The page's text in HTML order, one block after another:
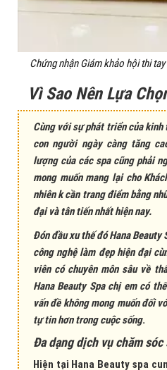
Chứng nhận Giám khảo hội thi
Vì Sao Nên Lựa
Cùng với sự phát triển của kinh
con người ngày càng tăng
lượng của các spa cũng phải
mong muốn mang lại cho
nhiên k cần trang điểm bằng
đại và tân tiến nhất hiện nay.
Đón đầu xu thế đó Hana
công nghệ làm đẹp hiện đại
viên có chuyên môn sâu về
Hana Beauty Spa chị em có
vấn đề không mong muốn đối
tự tin hơn trong cuộc sống.
Đa dạng dịch vụ chăm
Hiện tại Hana Beauty spa